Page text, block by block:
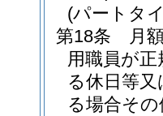
(パートタ
第18条
月
用職員が
る休日等
る場合そ